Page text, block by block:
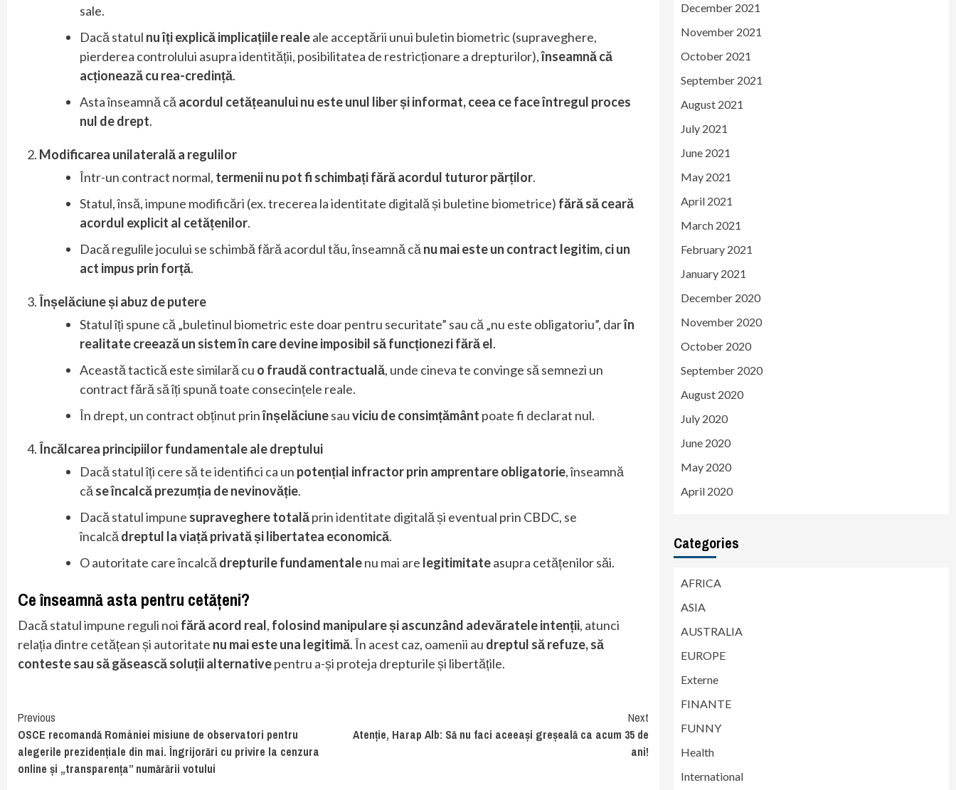
sale.
Dacă statul nu îți explică implicațiile realeale acceptării unui buletin biometric (supraveghere,
pierderea controlului asupra identității, posibilitatea de restricționare a drepturilor),înseamnă că
acționează cu rea-credință.
Asta înseamnă că acordul cetățeanului nu este unul liber și informat, ceea ce face întregul proces
nul de drept.
Modificarea unilaterală a regulilor
Într-un contract normal, termenii nu pot fi schimbați fără acordul tuturor părților.
Statul, însă, impune modificări (ex. trecerea la identitate digitală și buletine biometrice) fără să ceară
acordul explicit al cetățenilor.
Dacă regulile jocului se schimbă fără acordul tău, înseamnă că nu mai este un contract legitim, ci un
act impus prin forță.
Înșelăciune și abuz de putere
Statul îți spune că „buletinul biometric este doar pentru securitate” sau că „nu este obligatoriu”, darîn
realitate creează un sistem în care devine imposibil să funcționezi fără el.
Această tactică este similară cu o fraudă contractuală, unde cineva te convinge să semnezi un
contract fără să îți spună toate consecințele reale.
În drept, un contract obținut prinînșelăciunesauviciu de consimțământ poate fi declarat nul.
Încălcarea principiilor fundamentale ale dreptului
Dacă statul îți cere să te identifici ca un potențial infractor prin amprentare obligatorie, înseamnă
că se încalcă prezumția de nevinovăție.
Dacă statul impune supraveghere totalăprin identitate digitală și eventual prin CBDC, se
încalcă dreptul la viață privată și libertatea economică.
O autoritate care încalcă drepturile fundamentalenu mai are legitimitateasupra cetățenilor săi.
Ce înseamnă asta pentru cetățeni?
Dacă statul impune reguli noi fără acord real, folosind manipulare și ascunzând adevăratele intenții, atunci
relația dintre cetățean și autoritate nu mai este una legitimă. În acest caz, oamenii au dreptul să refuze, să
conteste sau să găsească soluții alternativepentru a-și proteja drepturile și libertățile.
Continue
Reading
Previous
OSCE recomandă României misiune de observatori pentru
alegerile prezidențiale din mai. Îngrijorări cu privire la cenzura
online și „transparența” numărării votului
Next
Atenție, Harap Alb: Să nu faci aceeași greșeală ca acum 35 de
ani!
December 2021
November 2021
October 2021
September 2021
August 2021
July 2021
June 2021
May 2021
April 2021
March 2021
February 2021
January 2021
December 2020
November 2020
October 2020
September 2020
August 2020
July 2020
June 2020
May 2020
April 2020
Categories
AFRICA
ASIA
AUSTRALIA
EUROPE
Externe
FINANTE
FUNNY
Health
International